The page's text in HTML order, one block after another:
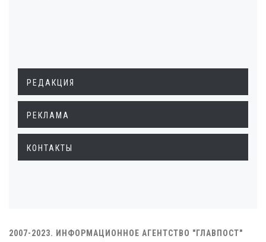
РЕДАКЦИЯ
РЕКЛАМА
КОНТАКТЫ
2007-2023. ИНФОРМАЦИОННОЕ АГЕНТСТВО "ГЛАВПОСТ"